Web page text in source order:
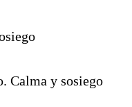
Calma y sosiego